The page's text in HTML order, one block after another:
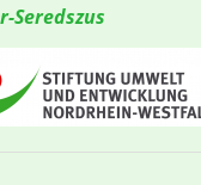
Seredszus